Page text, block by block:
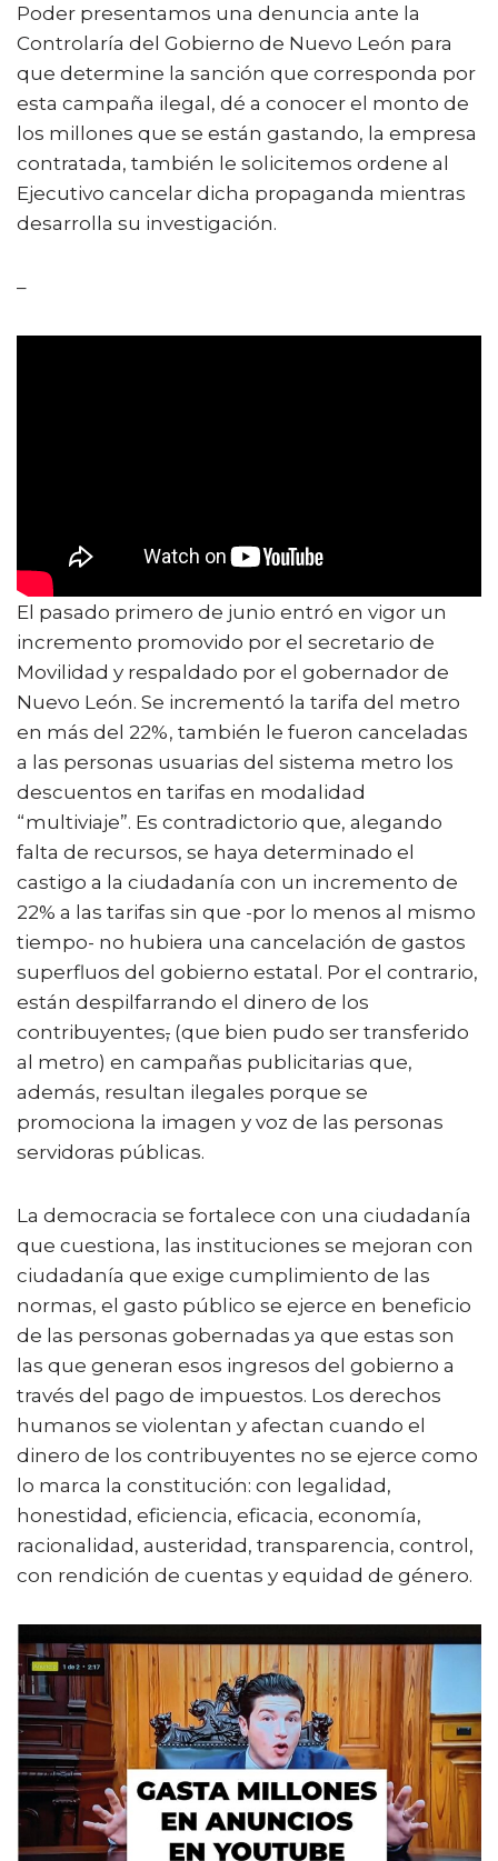
Poder presentamos una denuncia ante la
Controlaría del Gobierno de Nuevo León para
que determine la sanción que corresponda por
esta campaña ilegal, dé a conocer el monto de
los millones que se están gastando, la empresa
contratada, también le solicitemos ordene al
Ejecutivo cancelar dicha propaganda mientras
desarrolla su investigación.
–
El pasado primero de junio entró en vigor un
incremento promovido por el secretario de
Movilidad y respaldado por el gobernador de
Nuevo León. Se incrementó la tarifa del metro
en más del 22%, también le fueron canceladas
a las personas usuarias del sistema metro los
descuentos en tarifas en modalidad
“multiviaje”. Es contradictorio que, alegando
falta de recursos, se haya determinado el
castigo a la ciudadanía con un incremento de
22% a las tarifas sin que -por lo menos al mismo
tiempo- no hubiera una cancelación de gastos
superfluos del gobierno estatal. Por el contrario,
están despilfarrando el dinero de los
contribuyentes, (que bien pudo ser transferido
al metro) en campañas publicitarias que,
además, resultan ilegales porque se
promociona la imagen y voz de las personas
servidoras públicas.
La democracia se fortalece con una ciudadanía
que cuestiona, las instituciones se mejoran con
ciudadanía que exige cumplimiento de las
normas, el gasto público se ejerce en beneficio
de las personas gobernadas ya que estas son
las que generan esos ingresos del gobierno a
través del pago de impuestos. Los derechos
humanos se violentan y afectan cuando el
dinero de los contribuyentes no se ejerce como
lo marca la constitución: con legalidad,
honestidad, eficiencia, eficacia, economía,
racionalidad, austeridad, transparencia, control,
con rendición de cuentas y equidad de género.